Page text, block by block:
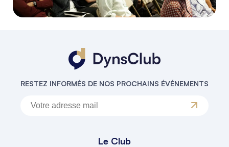
RESTEZ INFORMÉS DE NOS PROCHAINS ÉVÉNEMENTS
Le Club